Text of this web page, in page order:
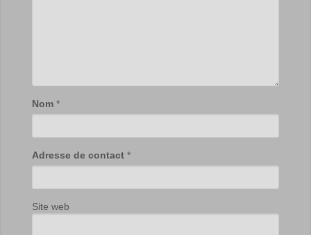
Nom *
Adresse de contact *
Site web